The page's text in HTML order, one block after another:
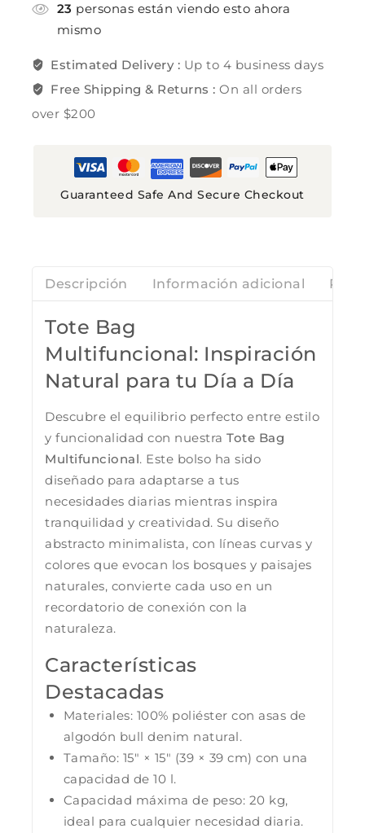
23 personas están viendo esto ahora
mismo
Estimated Delivery : Up to 4 business days
Free Shipping & Returns :On all orders
over $200
Guaranteed Safe And Secure Checkout
Descripción Información adicional
Tote Bag
Multifuncional: Inspiración
Natural para tu Día a Día
Descubre el equilibrio perfecto entre estilo
y funcionalidad con nuestra Tote Bag
Multifuncional. Este bolso ha sido
diseñado para adaptarse a tus
necesidades diarias mientras inspira
tranquilidad y creatividad. Su diseño
abstracto minimalista, con líneas curvas y
colores que evocan los bosques y paisajes
naturales, convierte cada uso en un
recordatorio de conexión con la
naturaleza.
Características
Destacadas
Materiales: 100% poliéster con asas de
algodón bull denim natural.
Tamaño: 15″ × 15″ (39 × 39 cm) con una
capacidad de 10 l.
Capacidad máxima de peso: 20 kg,
ideal para cualquier necesidad diaria.